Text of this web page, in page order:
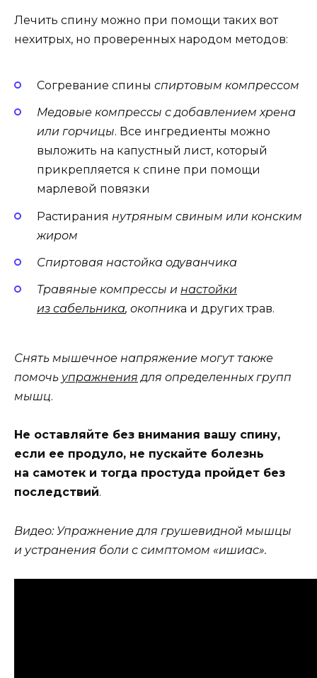
Лечить спину можно при помощи таких вот
нехитрых, но проверенных народом методов:
Согревание спины спиртовым компрессом
Медовые компрессы с добавлением хрена
или горчицы. Все ингредиенты можно
выложить на капустный лист, который
прикрепляется к спине при помощи
марлевой повязки
Растирания нутряным свиным или конским
жиром
Спиртовая настойка одуванчика
Травяные компрессы и настойки
из сабельника, окопника и других трав.
Снять мышечное напряжение могут также
помочь упражнения для определенных групп
мышц.
Не оставляйте без внимания вашу спину,
если ее продуло, не пускайте болезнь
на самотек и тогда простуда пройдет без
последствий.
Видео: Упражнение для грушевидной мышцы
и устранения боли с симптомом «ишиас».